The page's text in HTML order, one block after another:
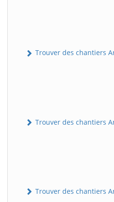
Trouver des chantiers
Trouver des chantiers
Trouver des chantiers